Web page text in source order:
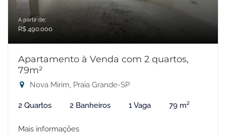
A partir de:
R$ 490.000
Apartamento à Venda com 2 quartos,
79m²
Nova Mirim, Praia Grande-SP
2 Quartos 2 Banheiros 1 Vaga 79 m²
Mais informações